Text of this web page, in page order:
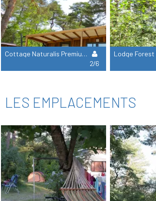
Cottage Naturalis Premium (Vue Rivière) N° 163 Ou 164 -
2/6
LES EMPLACEMENTS